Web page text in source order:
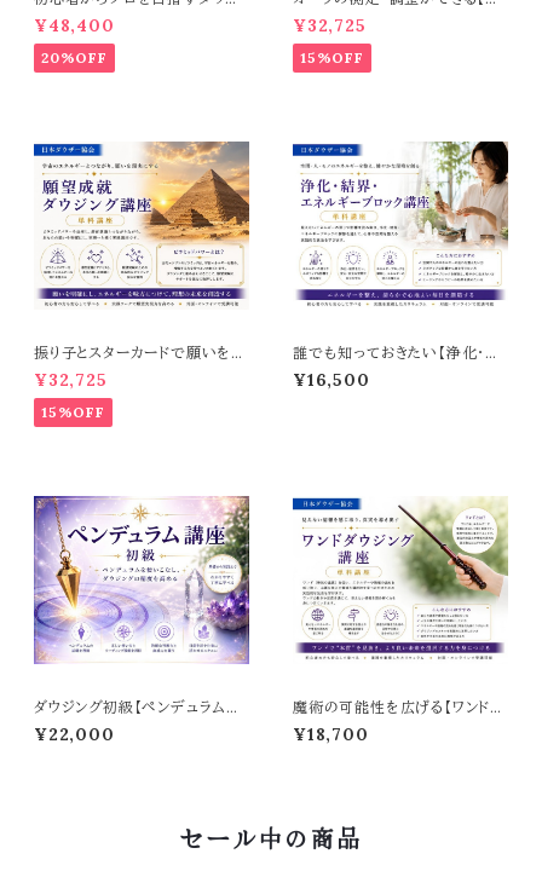
ング占い講座【ダウジング占い師
養成講座】
¥48,400
20%OFF
ーラセラピーコース】
¥32,725
15%OFF
振り子とスターカードで願いを叶
える【願望成就ダウジングコー
ス】
¥32,725
15%OFF
誰でも知っておきたい【浄化・結
界・エネルギーブロック講座】
¥16,500
ダウジング初級【ペンデュラム講
座】
¥22,000
魔術の可能性を広げる【ワンドダ
ウジング講座】
¥18,700
セール中の商品